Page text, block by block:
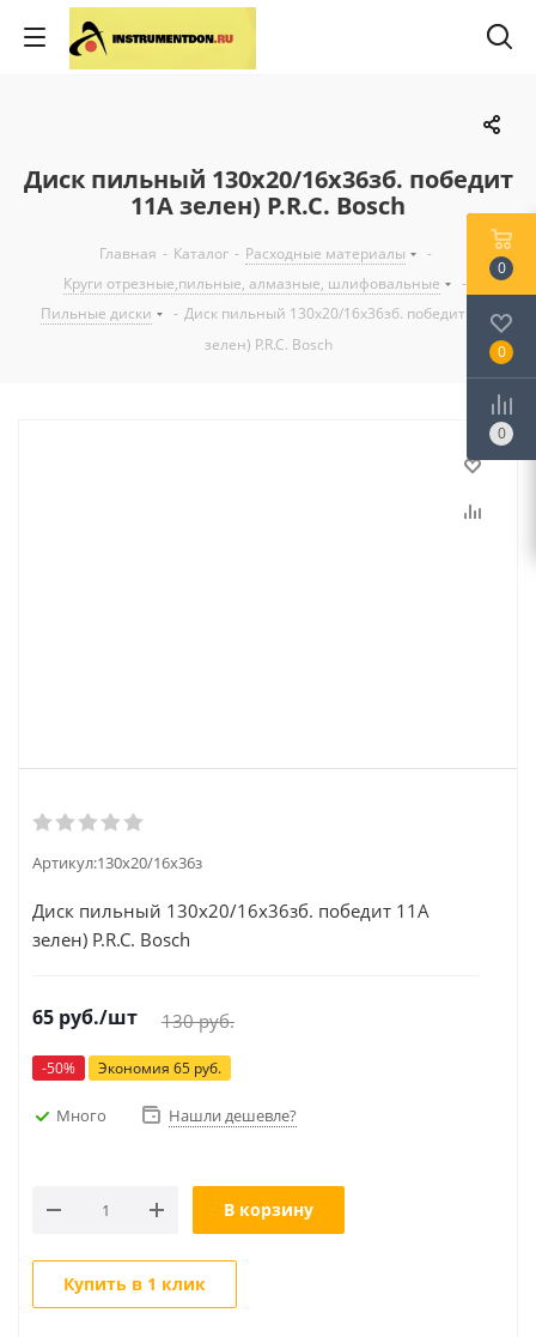
Диск пильный 130x20/16x36зб. победит
11А зелен) P.R.C. Bosch
Главная - Каталог - Расходные материалы
-
Круги отрезные,пильные, алмазные, шлифовальные
-
Пильные диски
- Диск пильный 130x20/16x36зб. победит 11А
зелен) P.R.C. Bosch
Артикул:130x20/16x36з
Диск пильный 130x20/16x36зб. победит 11А
зелен) P.R.C. Bosch
65 руб./шт 130руб.
-50% Экономия 65 руб.
Много Нашли дешевле?
В корзину
Купить в 1 клик
0
0
0